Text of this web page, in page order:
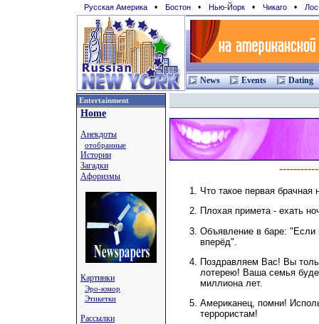
Русская Америка • Бостон • Нью-Йорк • Чикаго •
News Events Dating
Entertainment
Home
Анекдоты
отобранные
Истории
Загадки
Афоризмы
Картинки
Эро-юмор
Этикетки
Рассылки
Что такое первая брачная
Плохая примета - ехать
Объявление в баре: "Если
вперёд".
Поздравляем Вас! Вы
лотерею! Ваша семья
миллиона лет.
Американец, помни!
террористам!